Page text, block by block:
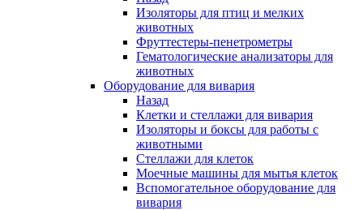
Изоляторы для птиц и мелких
животных
Фруттестеры-пенетрометры
Гематологические анализаторы для
животных
Оборудование для вивария
Назад
Клетки и стеллажи для вивария
Изоляторы и боксы для работы с
животными
Стеллажи для клеток
Моечные машины для мытья клеток
Вспомогательное оборудование для
вивария